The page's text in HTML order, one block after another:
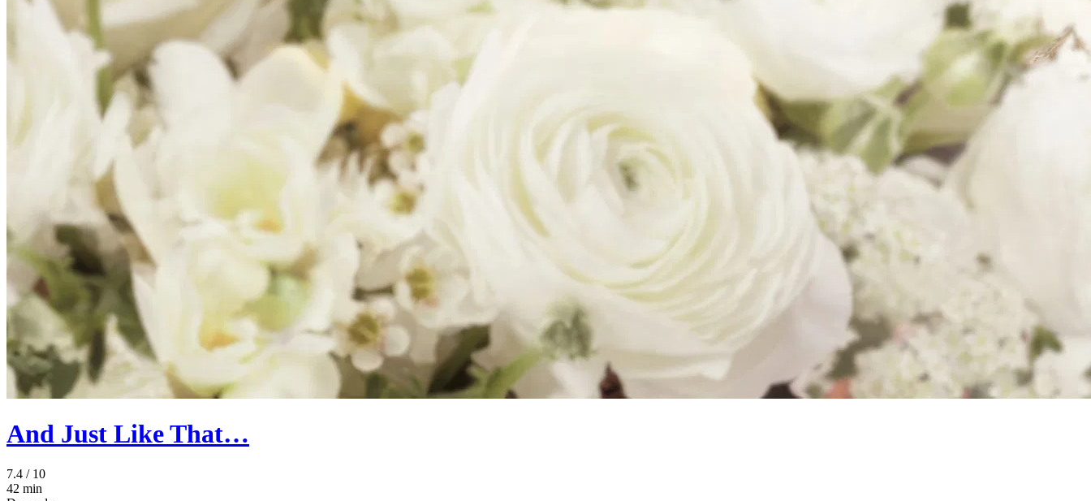
And Just Like That…
7.4 / 10
42 min